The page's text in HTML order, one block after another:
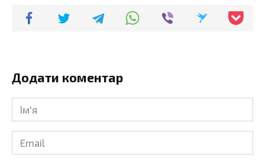
Додати коментар
Ім'я
Email